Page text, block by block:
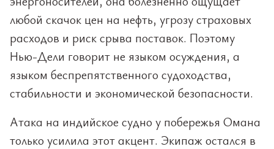
любой скачок цен на нефть, угрозу страховых
расходов и риск срыва поставок. Поэтому
Нью-Дели говорит не языком осуждения, а
языком беспрепятственного судоходства,
стабильности и экономической безопасности.
Атака на индийское судно у побережья Омана
только усилила этот акцент. Экипаж остался в